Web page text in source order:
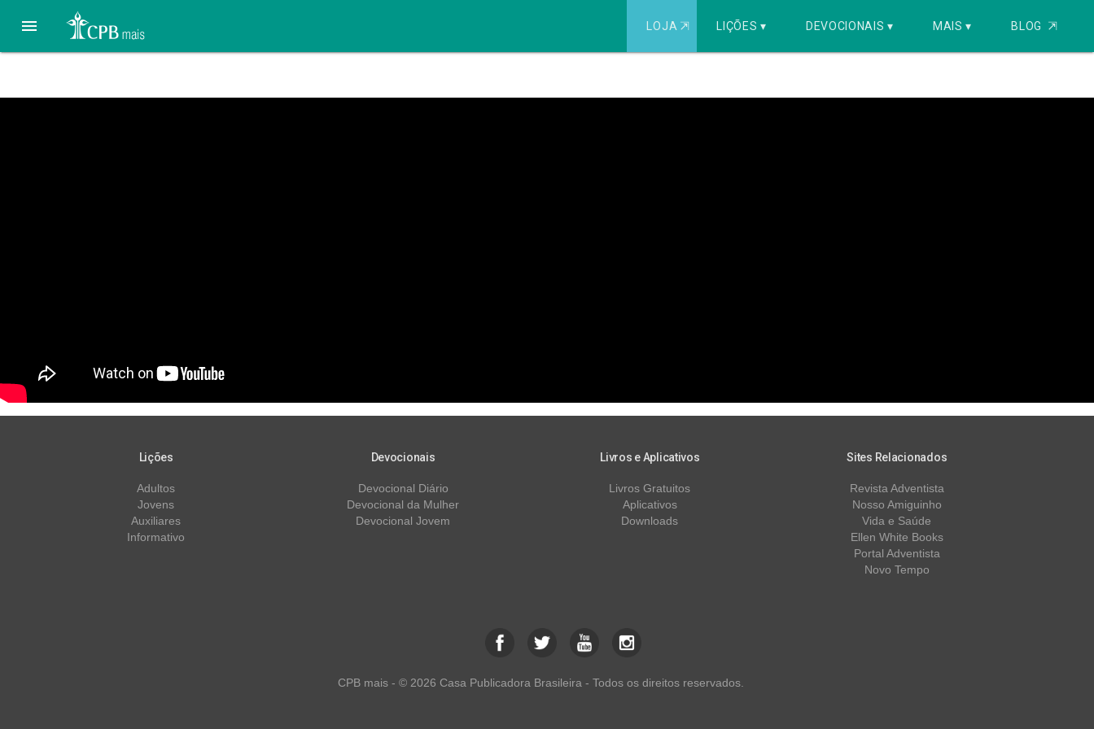
 LOJA ⇱ LIÇÕES ▾ DEVOCIONAIS ▾ MAIS ▾ BLOG ⇱
Lições
Adultos
Jovens
Auxiliares
Informativo
Devocionais
Devocional Diário
Devocional da Mulher
Devocional Jovem
Livros e Aplicativos
Livros Gratuitos
Aplicativos
Downloads
Sites Relacionados
Revista Adventista
Nosso Amiguinho
Vida e Saúde
Ellen White Books
Portal Adventista
Novo Tempo
CPB mais - © 2026 Casa Publicadora Brasileira - Todos os direitos reservados.